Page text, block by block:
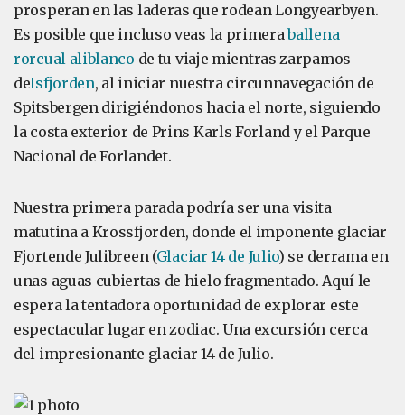
prosperan en las laderas que rodean Longyearbyen.
Es posible que incluso veas la primeraballena
rorcual aliblanco de tu viaje mientras zarpamos
deIsfjorden, al iniciar nuestra circunnavegación de
Spitsbergen dirigiéndonos hacia el norte, siguiendo
la costa exterior de Prins Karls Forland y el Parque
Nacional de Forlandet.
Nuestra primera parada podría ser una visita
matutina a Krossfjorden, donde el imponente glaciar
Fjortende Julibreen (Glaciar 14 de Julio) se derrama en
unas aguas cubiertas de hielo fragmentado. Aquí le
espera la tentadora oportunidad de explorar este
espectacular lugar en zodiac. Una excursión cerca
del impresionante glaciar 14 de Julio.